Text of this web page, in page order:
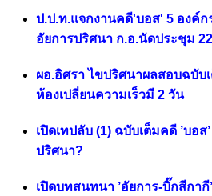
ป.ป.ท.แจกงานคดี'บอส' 5 องค์
อัยการปริศนา ก.อ.นัดประชุม
ผอ.อิศรา ไขปริศนาผลสอบฉบับ
ห้องเปลี่ยนความเร็วมี 2 วัน
เปิดเทปลับ (1) ฉบับเต็มคดี ’บอส
ปริศนา?
เปิดบทสนทนา ’อัยการ-บิ๊กสีกากี